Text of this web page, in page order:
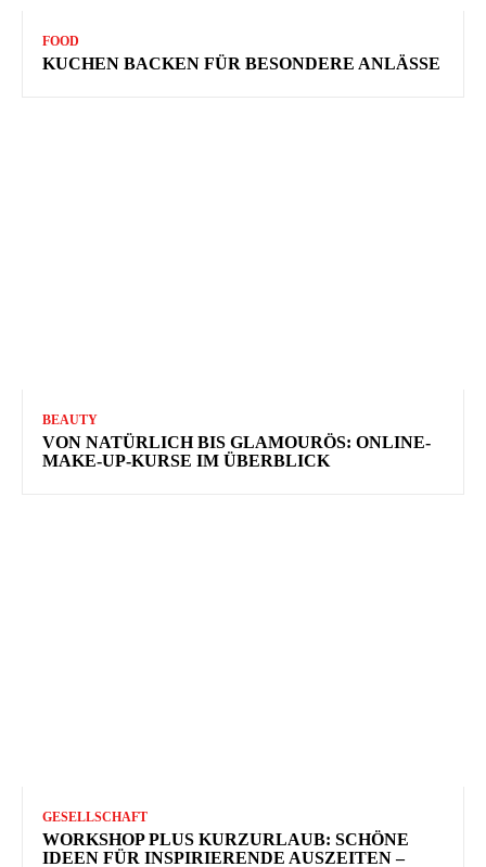
FOOD
KUCHEN BACKEN FÜR BESONDERE ANLÄSSE
BEAUTY
VON NATÜRLICH BIS GLAMOURÖS: ONLINE-
MAKE-UP-KURSE IM ÜBERBLICK
GESELLSCHAFT
WORKSHOP PLUS KURZURLAUB: SCHÖNE
IDEEN FÜR INSPIRIERENDE AUSZEITEN –